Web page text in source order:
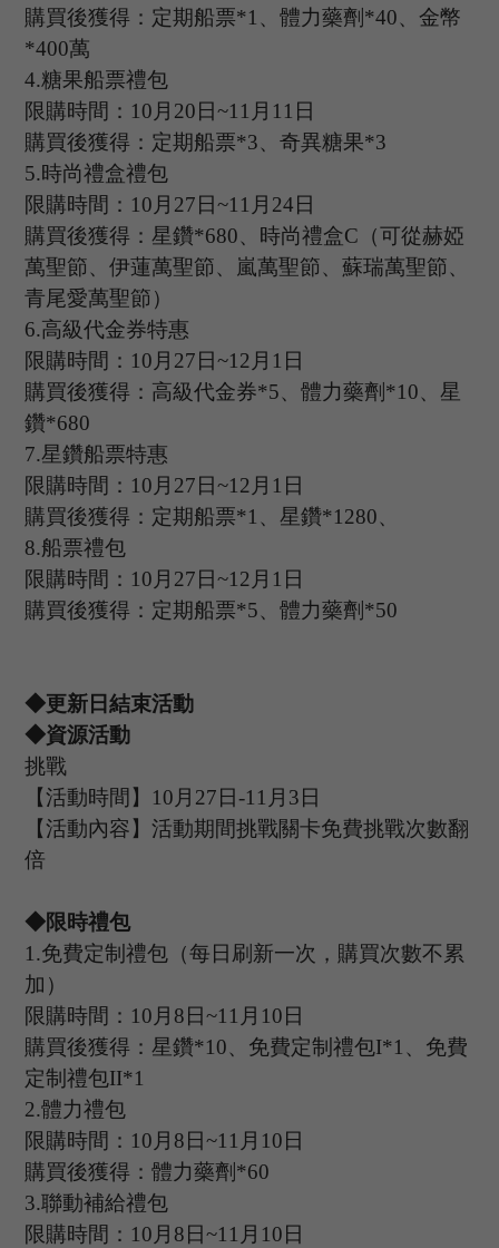
購買後獲得：定期船票*1 、體力藥劑 *40、金幣
*400萬
4.糖果船票禮包
限購時間： 10 月 20 日~11 月 11 日
購買後獲得：定期船票*3、奇異糖果*3
5.時尚禮盒禮包
限購時間： 10 月 27 日~11 月 24 日
購買後獲得：星鑽*680、時尚禮盒C（可從赫婭
萬聖節、伊蓮萬聖節、嵐萬聖節、蘇瑞萬聖節、
青尾愛萬聖節）
6.高級代金券特惠
限購時間： 10 月 27 日~12 月 1 日
購買後獲得：高級代金券*5、體力藥劑 *10、星
鑽*680
7.星鑽船票特惠
限購時間： 10 月 27 日~12 月 1 日
購買後獲得：定期船票*1 、星鑽*1280、
8.船票禮包
限購時間： 10 月 27 日~12 月 1 日
購買後獲得：定期船票*5、體力藥劑 *50
◆更新日結束活動
◆資源活動
挑戰
【活動時間】 10 月 27 日-11 月 3 日
【活動內容】活動期間挑戰關卡免費挑戰次數翻
倍
◆限時禮包
1.免費定制禮包（每日刷新一次，購買次數不累
加）
限購時間： 10 月 8 日~11 月 10 日
購買後獲得：星鑽*10、免費定制禮包I*1 、免費
定制禮包II*1
2.體力禮包
限購時間： 10 月 8 日~11 月 10 日
購買後獲得：體力藥劑 *60
3.聯動補給禮包
限購時間： 10 月 8 日~11 月 10 日